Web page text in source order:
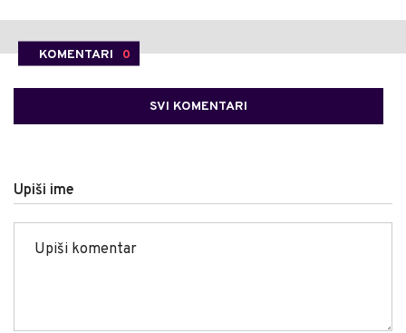
KOMENTARI 0
SVI KOMENTARI
Upiši ime